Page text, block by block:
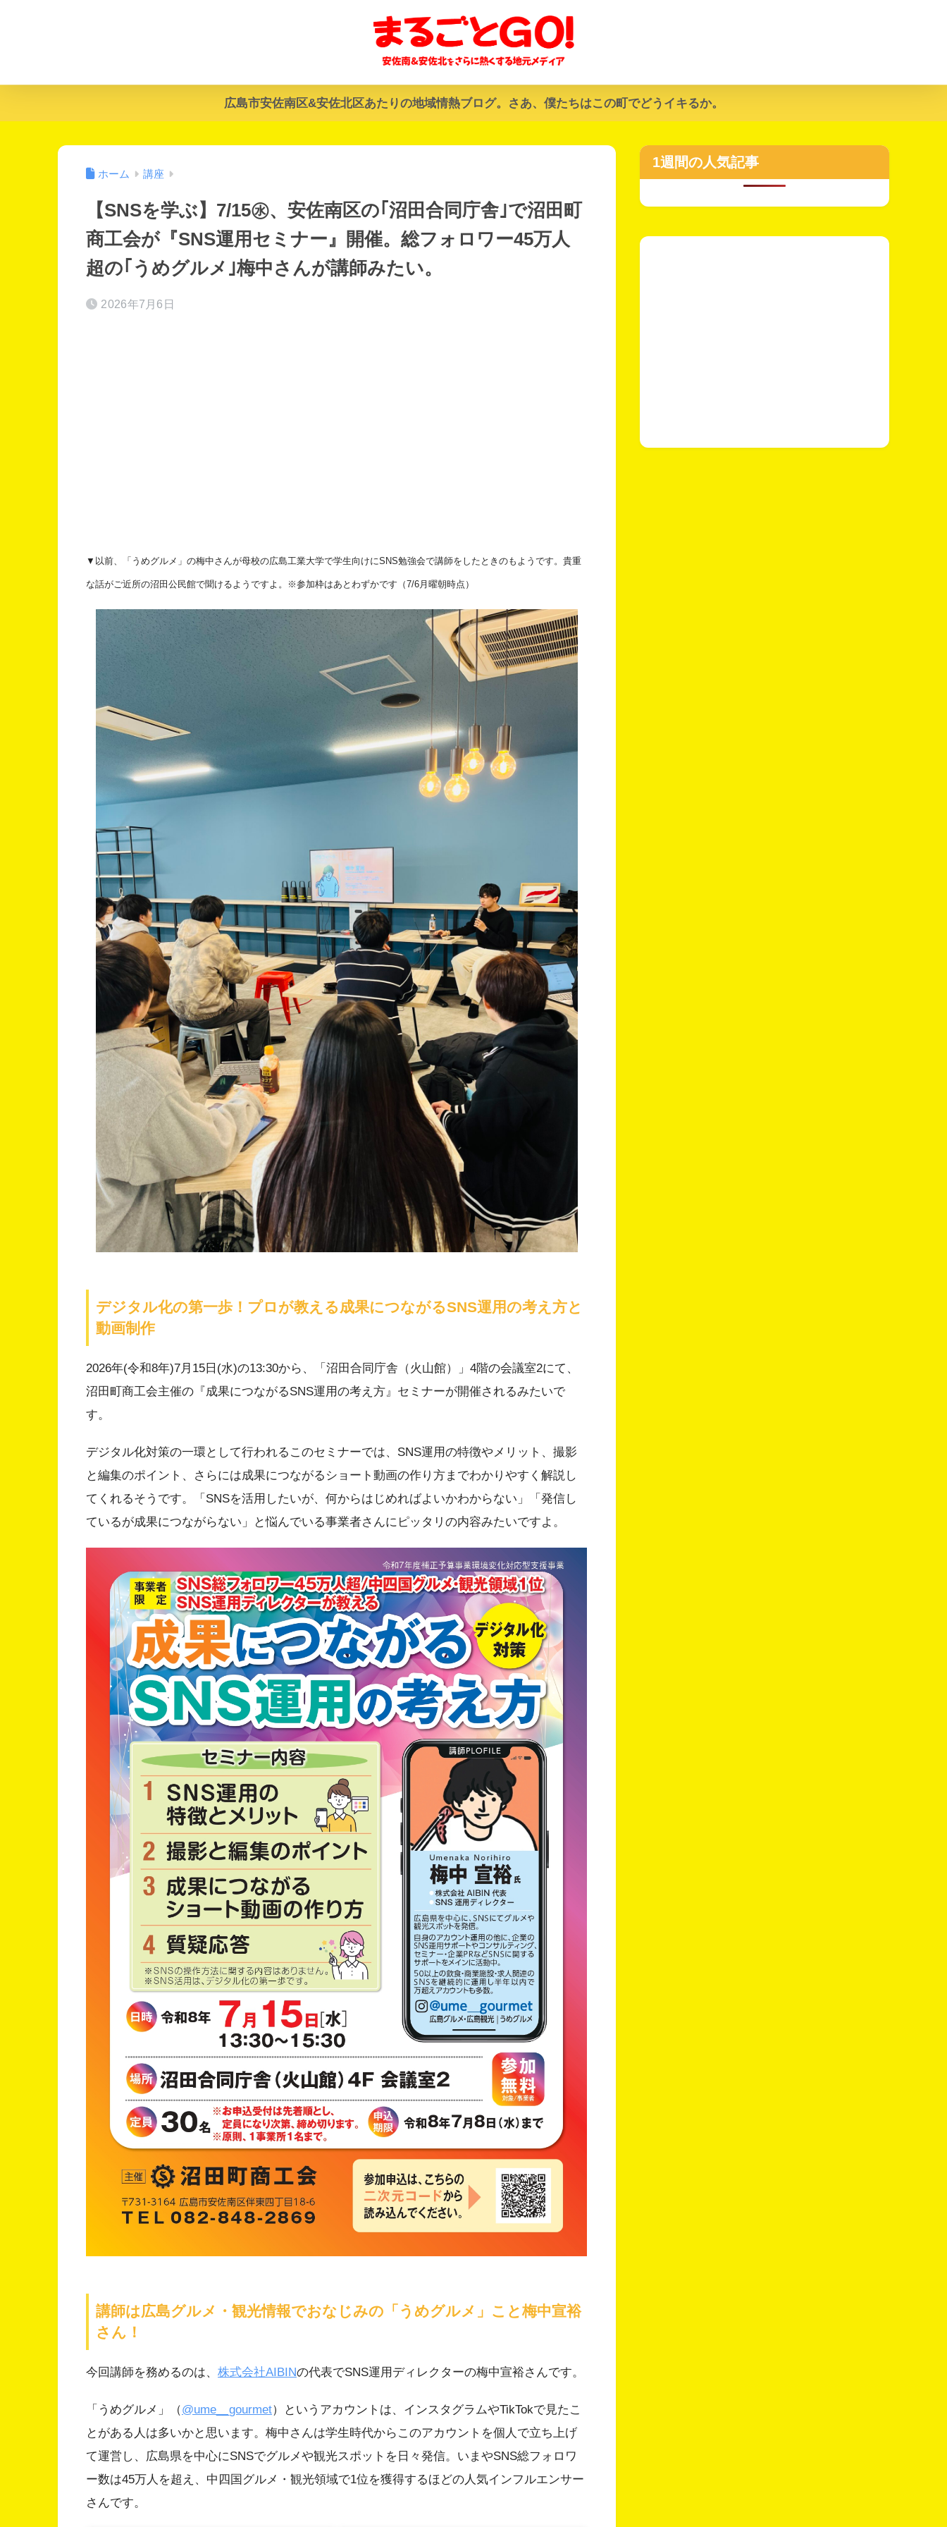
広島市安佐南区&安佐北区あたりの地域情熱ブログ。さあ、僕たちはこの町でどうイキるか。
ホーム 講座
【SNSを学ぶ】7/15㊌、安佐南区の｢沼田合同庁舎｣で沼田町
商工会が『SNS運用セミナー』開催。総フォロワー45万人
超の｢うめグルメ｣梅中さんが講師みたい。
2026年7月6日
▼以前、「うめグルメ」の梅中さんが母校の広島工業大学で学生向けにSNS勉強会で講師をしたときのもようです。貴重
な話がご近所の沼田公民館で聞けるようですよ。※参加枠はあとわずかです（7/6月曜朝時点）
デジタル化の第一歩！プロが教える成果につながるSNS運用の考え方と
動画制作
2026年(令和8年)7月15日(水)の13:30から、「沼田合同庁舎（火山館）」4階の会議室2にて、
沼田町商工会主催の『成果につながるSNS運用の考え方』セミナーが開催されるみたいで
す。
デジタル化対策の一環として行われるこのセミナーでは、SNS運用の特徴やメリット、撮影
と編集のポイント、さらには成果につながるショート動画の作り方までわかりやすく解説し
てくれるそうです。「SNSを活用したいが、何からはじめればよいかわからない」「発信し
ているが成果につながらない」と悩んでいる事業者さんにピッタリの内容みたいですよ。
講師は広島グルメ・観光情報でおなじみの「うめグルメ」こと梅中宣裕
さん！
今回講師を務めるのは、 株式会社AIBINの代表でSNS運用ディレクターの梅中宣裕さんです。
「うめグルメ」（@ume__gourmet）というアカウントは、インスタグラムやTikTokで見たこ
とがある人は多いかと思います。梅中さんは学生時代からこのアカウントを個人で立ち上げ
て運営し、広島県を中心にSNSでグルメや観光スポットを日々発信。いまやSNS総フォロワ
ー数は45万人を超え、中四国グルメ・観光領域で1位を獲得するほどの人気インフルエンサー
さんです。
1週間の人気記事